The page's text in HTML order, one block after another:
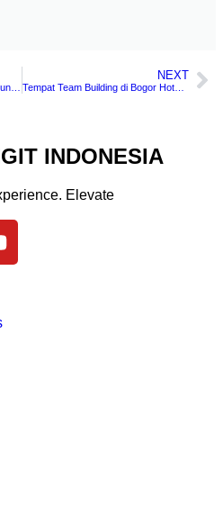
NEXT
Tempat Team Building di Bogor Hotel Grand Pesona Ksatria Bogor
INDONESIA
Elevate